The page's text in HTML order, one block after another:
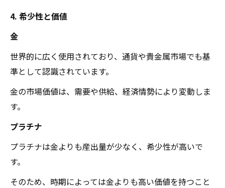
4. 希少性と価値
金
世界的に広く使用されており、通貨や貴金属市場でも基
準として認識されています。
金の市場価値は、需要や供給、経済情勢により変動しま
す。
プラチナ
プラチナは金よりも産出量が少なく、希少性が高いで
す。
そのため、時期によっては金よりも高い価値を持つこと